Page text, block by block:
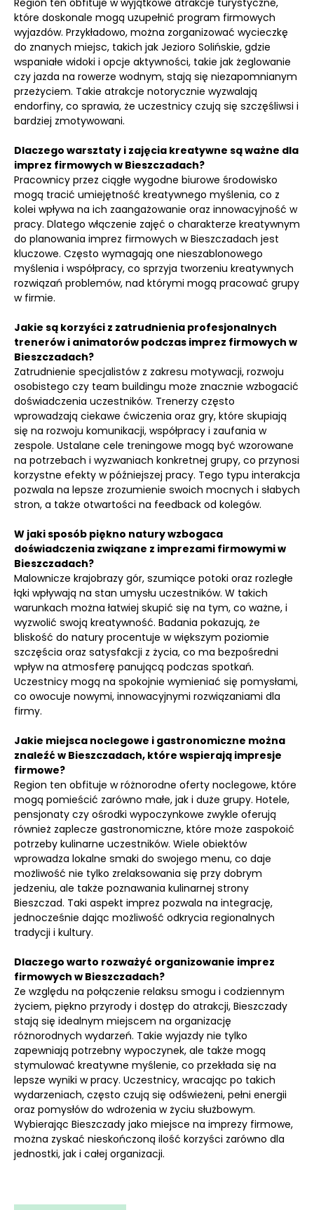
Region ten obfituje w wyjątkowe atrakcje turystyczne,
które doskonale mogą uzupełnić program firmowych
wyjazdów. Przykładowo, można zorganizować wycieczkę
do znanych miejsc, takich jak Jezioro Solińskie, gdzie
wspaniałe widoki i opcje aktywności, takie jak żeglowanie
czy jazda na rowerze wodnym, stają się niezapomnianym
przeżyciem. Takie atrakcje notorycznie wyzwalają
endorfiny, co sprawia, że uczestnicy czują się szczęśliwsi i
bardziej zmotywowani.
Dlaczego warsztaty i zajęcia kreatywne są ważne dla
imprez firmowych w Bieszczadach?
Pracownicy przez ciągłe wygodne biurowe środowisko
mogą tracić umiejętność kreatywnego myślenia, co z
kolei wpływa na ich zaangażowanie oraz innowacyjność w
pracy. Dlatego włączenie zajęć o charakterze kreatywnym
do planowania imprez firmowych w Bieszczadach jest
kluczowe. Często wymagają one nieszablonowego
myślenia i współpracy, co sprzyja tworzeniu kreatywnych
rozwiązań problemów, nad którymi mogą pracować grupy
w firmie.
Jakie są korzyści z zatrudnienia profesjonalnych
trenerów i animatorów podczas imprez firmowych w
Bieszczadach?
Zatrudnienie specjalistów z zakresu motywacji, rozwoju
osobistego czy team buildingu może znacznie wzbogacić
doświadczenia uczestników. Trenerzy często
wprowadzają ciekawe ćwiczenia oraz gry, które skupiają
się na rozwoju komunikacji, współpracy i zaufania w
zespole. Ustalane cele treningowe mogą być wzorowane
na potrzebach i wyzwaniach konkretnej grupy, co przynosi
korzystne efekty w późniejszej pracy. Tego typu interakcja
pozwala na lepsze zrozumienie swoich mocnych i słabych
stron, a także otwartości na feedback od kolegów.
W jaki sposób piękno natury wzbogaca
doświadczenia związane z imprezami firmowymi w
Bieszczadach?
Malownicze krajobrazy gór, szumiące potoki oraz rozległe
łąki wpływają na stan umysłu uczestników. W takich
warunkach można łatwiej skupić się na tym, co ważne, i
wyzwolić swoją kreatywność. Badania pokazują, że
bliskość do natury procentuje w większym poziomie
szczęścia oraz satysfakcji z życia, co ma bezpośredni
wpływ na atmosferę panującą podczas spotkań.
Uczestnicy mogą na spokojnie wymieniać się pomysłami,
co owocuje nowymi, innowacyjnymi rozwiązaniami dla
firmy.
Jakie miejsca noclegowe i gastronomiczne można
znaleźć w Bieszczadach, które wspierają impresje
firmowe?
Region ten obfituje w różnorodne oferty noclegowe, które
mogą pomieścić zarówno małe, jak i duże grupy. Hotele,
pensjonaty czy ośrodki wypoczynkowe zwykle oferują
również zaplecze gastronomiczne, które może zaspokoić
potrzeby kulinarne uczestników. Wiele obiektów
wprowadza lokalne smaki do swojego menu, co daje
możliwość nie tylko zrelaksowania się przy dobrym
jedzeniu, ale także poznawania kulinarnej strony
Bieszczad. Taki aspekt imprez pozwala na integrację,
jednocześnie dając możliwość odkrycia regionalnych
tradycji i kultury.
Dlaczego warto rozważyć organizowanie imprez
firmowych w Bieszczadach?
Ze względu na połączenie relaksu smogu i codziennym
życiem, piękno przyrody i dostęp do atrakcji, Bieszczady
stają się idealnym miejscem na organizację
różnorodnych wydarzeń. Takie wyjazdy nie tylko
zapewniają potrzebny wypoczynek, ale także mogą
stymulować kreatywne myślenie, co przekłada się na
lepsze wyniki w pracy. Uczestnicy, wracając po takich
wydarzeniach, często czują się odświeżeni, pełni energii
oraz pomysłów do wdrożenia w życiu służbowym.
Wybierając Bieszczady jako miejsce na imprezy firmowe,
można zyskać nieskończoną ilość korzyści zarówno dla
jednostki, jak i całej organizacji.